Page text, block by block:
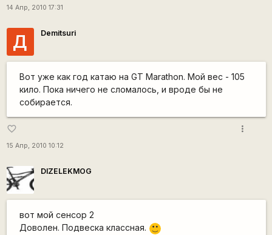
14 Апр, 2010 17:31
Д Demitsuri
Вот уже как год катаю на GT Marathon. Мой вес - 105
кило. Пока ничего не сломалось, и вроде бы не
собирается.
favorite_border
15 Апр, 2010 10:12
more_vert
DIZELEKMOG
вот мой сенсор 2
Доволен. Подвеска классная.
:)